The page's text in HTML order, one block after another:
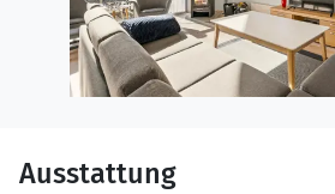
Ausstattung